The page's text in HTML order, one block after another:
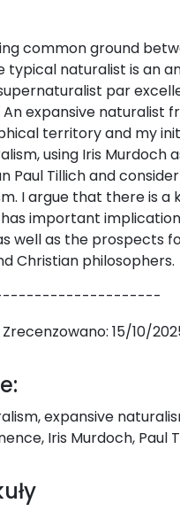
common ground
typical naturalist is an
par
expansive naturalist
territory and my
using Iris
Paul Tillich and
I argue that there is
important
well as the prospects
Christian philosophers.
Zrecenzowano: 15/10/
expansive
Iris Murdoch, Paul